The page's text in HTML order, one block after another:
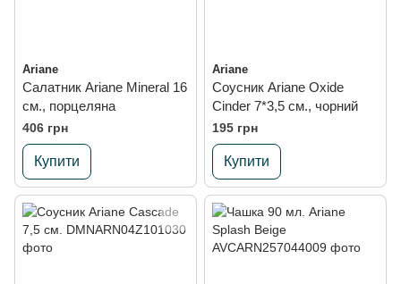
Ariane
Салатник Ariane Mineral 16
см., порцеляна
406 грн
Купити
Ariane
Соусник Ariane Oxide
Cinder 7*3,5 см., чорний
195 грн
Купити